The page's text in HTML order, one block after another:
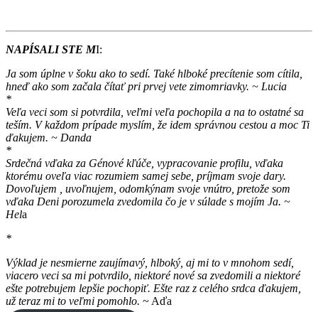
NAPÍSALI STE MI:
Ja som úplne v šoku ako to sedí. Také hlboké precítenie som cítila,
hneď ako som začala čítať pri prvej vete zimomriavky. ~ Lucia
*
Veľa veci som si potvrdila, veľmi veľa pochopila a na to ostatné sa
teším. V každom prípade myslím, že idem správnou cestou a moc Ti
ďakujem. ~ Danda
*
Srdečná vďaka za Génové kľúče, vypracovanie profilu, vďaka
ktorému oveľa viac rozumiem samej sebe, príjmam svoje dary.
Dovoľujem , uvoľnujem, odomkýnam svoje vnútro, pretože som
vďaka Deni porozumela zvedomila čo je v súlade s mojím Ja. ~
Hela
*
Výklad je nesmierne zaujímavý, hlboký, aj mi to v mnohom sedí,
viacero veci sa mi potvrdilo, niektoré nové sa zvedomili a niektoré
ešte potrebujem lepšie pochopiť. Ešte raz z celého srdca ďakujem,
už teraz mi to veľmi pomohlo. ~ Aďa